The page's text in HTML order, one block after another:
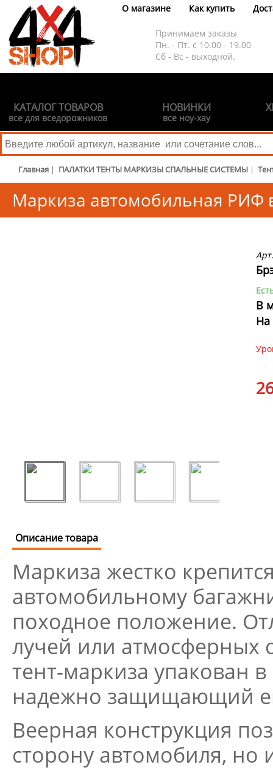
О магазине Как купить
Принимаем заказы
Пн. - Пт. с 10.00 - 19.00
Сб - Вс - выходной.
КАТАЛОГ ТОВАРОВ
все для вседорожников
НОВИНКИ
все ноу-хау
Главная | ПАЛАТКИ ТЕНТЫ МАРКИЗЫ СПАЛЬНЫЕ СИСТЕМЫ |
Маркиза автомобильная РИФ
В
На
Описание товара
Маркиза жестко
автомобильному
походное положение.
лучей или атмосферных
тент-маркиза упакован
надежно защищающий
Веерная конструкция
сторону автомобиля, но